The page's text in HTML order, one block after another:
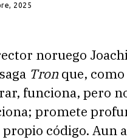
2025
noruego
Tron que,
funciona, pero
promete
propio código. Aun